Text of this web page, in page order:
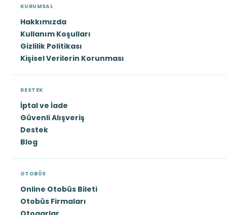
KURUMSAL
Hakkımızda
Kullanım Koşulları
Gizlilik Politikası
Kişisel Verilerin Korunması
DESTEK
İptal ve İade
Güvenli Alışveriş
Destek
Blog
OTOBÜS
Online Otobüs Bileti
Otobüs Firmaları